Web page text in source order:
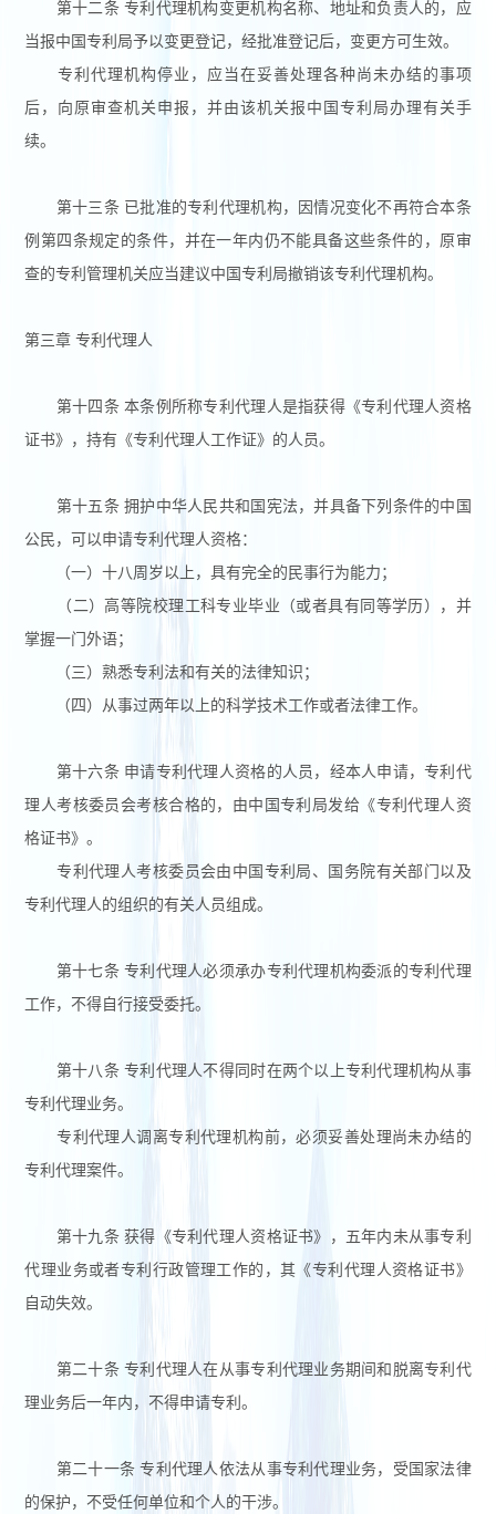
第十二条 专利代理机构变更机构名称、地址和负责人的，应
当报中国专利局予以变更登记，经批准登记后，变更方可生效。
专利代理机构停业，应当在妥善处理各种尚未办结的事项
后，向原审查机关申报，并由该机关报中国专利局办理有关手
续。
第十三条 已批准的专利代理机构，因情况变化不再符合本条
例第四条规定的条件，并在一年内仍不能具备这些条件的，原审
查的专利管理机关应当建议中国专利局撤销该专利代理机构。
第三章 专利代理人
第十四条 本条例所称专利代理人是指获得《专利代理人资格
证书》，持有《专利代理人工作证》的人员。
第十五条 拥护中华人民共和国宪法，并具备下列条件的中国
公民，可以申请专利代理人资格：
（一）十八周岁以上，具有完全的民事行为能力；
（二）高等院校理工科专业毕业（或者具有同等学历），并
掌握一门外语；
（三）熟悉专利法和有关的法律知识；
（四）从事过两年以上的科学技术工作或者法律工作。
第十六条 申请专利代理人资格的人员，经本人申请，专利代
理人考核委员会考核合格的，由中国专利局发给《专利代理人资
格证书》。
专利代理人考核委员会由中国专利局、国务院有关部门以及
专利代理人的组织的有关人员组成。
第十七条 专利代理人必须承办专利代理机构委派的专利代理
工作，不得自行接受委托。
第十八条 专利代理人不得同时在两个以上专利代理机构从事
专利代理业务。
专利代理人调离专利代理机构前，必须妥善处理尚未办结的
专利代理案件。
第十九条 获得《专利代理人资格证书》，五年内未从事专利
代理业务或者专利行政管理工作的，其《专利代理人资格证书》
自动失效。
第二十条 专利代理人在从事专利代理业务期间和脱离专利代
理业务后一年内，不得申请专利。
第二十一条 专利代理人依法从事专利代理业务，受国家法律
的保护，不受任何单位和个人的干涉。